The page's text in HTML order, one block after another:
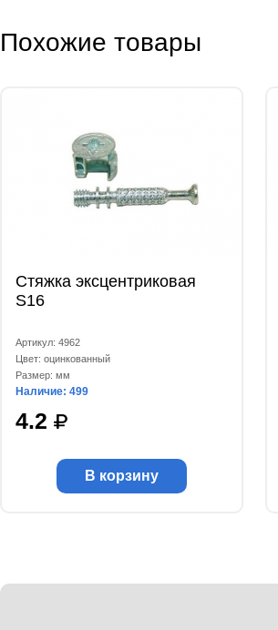
Похожие товары
Стяжка эксцентриковая
S16
Артикул: 4962
Цвет: оцинкованный
Размер: мм
Наличие: 499
4.2
В корзину